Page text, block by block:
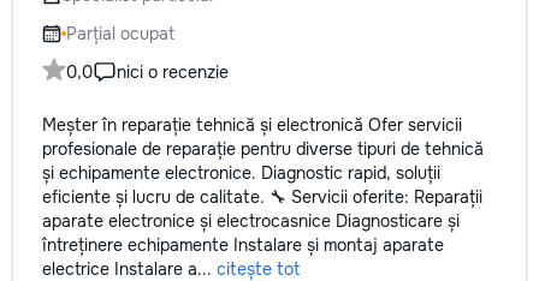
не включается? Не спешите
покупать новую! Спасем ваш
бюджет.
Parțial ocupat
0,0
nici o recenzie
Meșter în reparație tehnică și electronică Ofer servicii
profesionale de reparație pentru diverse tipuri de tehnică
și echipamente electronice. Diagnostic rapid, soluții
eficiente și lucru de calitate. 🔧 Servicii oferite: Reparații
aparate electronice și electrocasnice Diagnosticare și
întreținere echipamente Instalare și montaj aparate
electrice Instalare a... citește tot